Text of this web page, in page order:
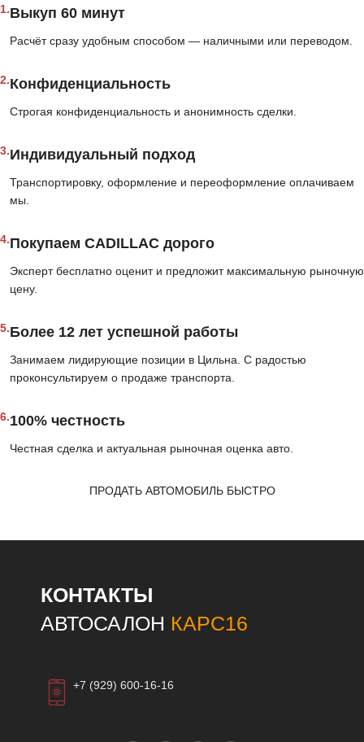
1.Выкуп 60 минут
Расчёт сразу удобным способом — наличными или переводом.
2.Конфиденциальность
Строгая конфиденциальность и анонимность сделки.
3.Индивидуальный подход
Транспортировку, оформление и переоформление оплачиваем
мы.
4.Покупаем CADILLAC дорого
Эксперт бесплатно оценит и предложит максимальную рыночную
цену.
5.Более 12 лет успешной работы
Занимаем лидирующие позиции в Цильна. С радостью
проконсультируем о продаже транспорта.
6.100% честность
Честная сделка и актуальная рыночная оценка авто.
ПРОДАТЬ АВТОМОБИЛЬ БЫСТРО
КОНТАКТЫ
АВТОСАЛОН КАРС16
+7 (929) 600-16-16